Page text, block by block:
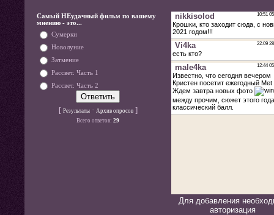
Самый НЕудачный фильм по вашему
мнению - это...
Сумерки
Новолуние
Затмение
Рассвет. Часть 1
Рассвет. Часть 2
[ Результаты· Архив опросов]
Всего ответов: 29
Для добавления
авторизация